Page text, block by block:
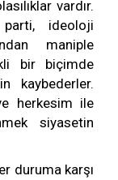
vardır.
ideoloji
maniple
bir biçimde
kaybederler.
herkesim ile
siyasetin
duruma karşı